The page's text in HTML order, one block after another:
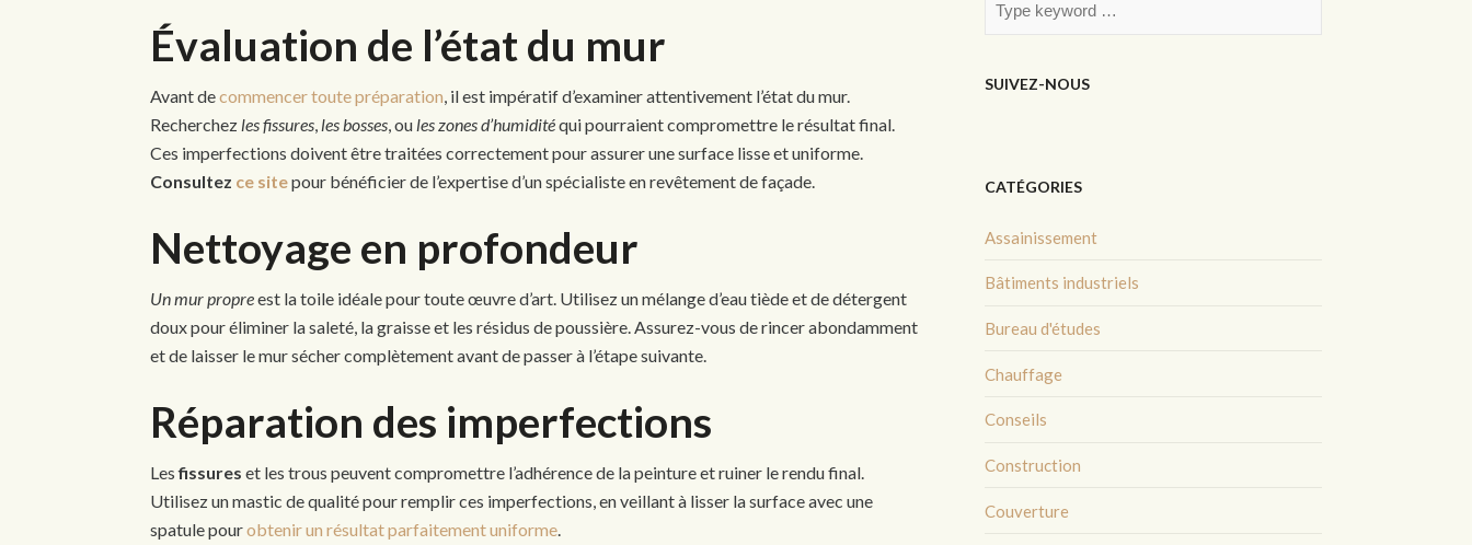
Évaluation de l’état du mur
Avant decommencer toute préparation, il est impératif d’examiner attentivement l’état du mur.
Recherchez les fissures, les bosses, ou les zones d’humiditéqui pourraient compromettre le résultat final.
Ces imperfections doivent être traitées correctement pour assurer une surface lisse et uniforme.
Consultez ce sitepour bénéficier de l’expertise d’un spécialiste en revêtement de façade.
Nettoyage en profondeur
Un mur propreest la toile idéale pour toute œuvre d’art. Utilisez un mélange d’eau tiède et de détergent
doux pour éliminer la saleté, la graisse et les résidus de poussière. Assurez-vous de rincer abondamment
et de laisser le mur sécher complètement avant de passer à l’étape suivante.
Réparation des imperfections
Lesfissures et les trous peuvent compromettre l’adhérence de la peinture et ruiner le rendu final.
Utilisez un mastic de qualité pour remplir ces imperfections, en veillant à lisser la surface avec une
spatule pourobtenir un résultat parfaitement uniforme.
SUIVEZ-NOUS
CATÉGORIES
Assainissement
Bâtiments industriels
Bureau d'études
Chauffage
Conseils
Construction
Couverture